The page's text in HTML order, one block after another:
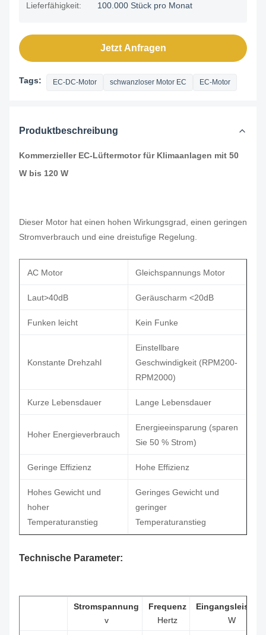
Lieferfähigkeit: 100.000 Stück pro Monat
Jetzt Anfragen
Tags: EC-DC-Motor schwanzloser Motor EC EC-Motor
Produktbeschreibung
Kommerzieller EC-Lüftermotor für Klimaanlagen mit 50
W bis 120 W
Dieser Motor hat einen hohen Wirkungsgrad, einen geringen
Stromverbrauch und eine dreistufige Regelung.
AC Motor Gleichspannungs Motor
Laut>40dB Geräuscharm <20dB
Funken leicht Kein Funke
Konstante Drehzahl
Einstellbare
Geschwindigkeit (RPM200-
RPM2000)
Kurze Lebensdauer Lange Lebensdauer
Hoher Energieverbrauch
Energieeinsparung (sparen
Sie 50 % Strom)
Geringe Effizienz Hohe Effizienz
Hohes Gewicht und
hoher
Temperaturanstieg
Geringes Gewicht und
geringer
Temperaturanstieg
Technische Parameter:
Stromspannung
v
Frequenz
Hertz
W